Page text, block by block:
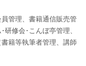
管理、書籍通信販売管
修会･こんぼ亭管理、
籍等執筆者管理、講師